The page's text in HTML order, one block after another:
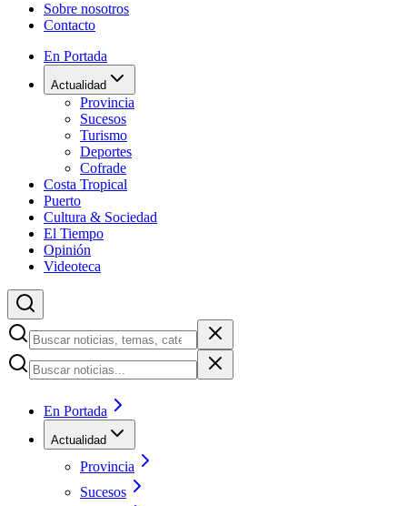
Sobre nosotros
Contacto
En Portada
Actualidad
Provincia
Sucesos
Turismo
Deportes
Cofrade
Costa Tropical
Puerto
Cultura & Sociedad
El Tiempo
Opinión
Videoteca
En Portada
Actualidad
Provincia
Sucesos